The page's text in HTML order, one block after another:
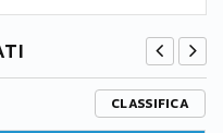
CLASSIFICA